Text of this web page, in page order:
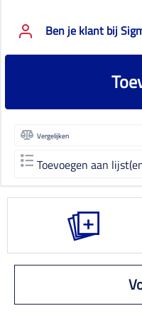
Ben je klant bij
Vergelijken
Toevoegen aan